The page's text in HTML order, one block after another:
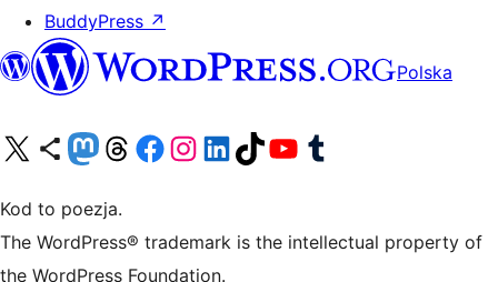
BuddyPress ↗
Polska
Odwiedź nasze konto X (dawniej Twitter)
Odwiedź nasze konto Bluesky
Odwiedź nasze konto na Mastodoncie
Odwiedź naszego Threadsa
Odwiedź naszego Facebooka
Odwiedź nasze konto na Instagramie
Odwiedź nasze konto na LinkedIn
Odwiedź naszego TikToka
Odwiedź nasz kanał YouTube
Odwiedź naszego Tumblra
Kod to poezja.
The WordPress® trademark is the intellectual property of
the WordPress Foundation.